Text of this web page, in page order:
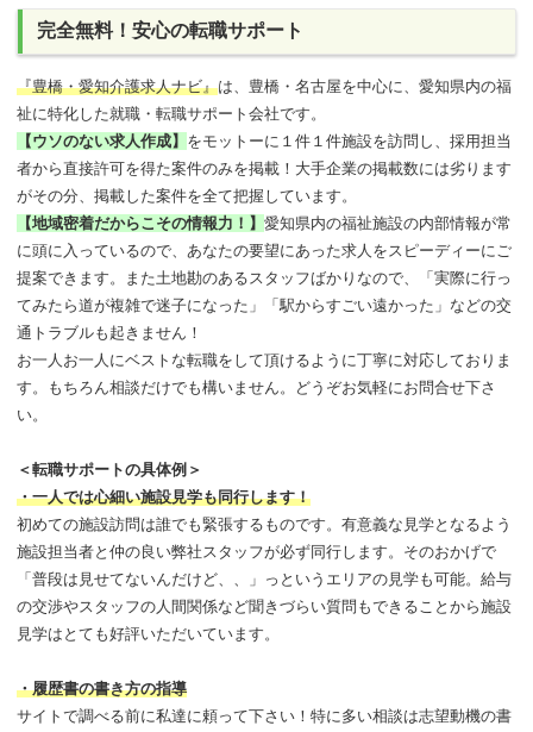
完全無料！安心の転職サポート
『豊橋・愛知介護求人ナビ』は、豊橋・名古屋を中心に、愛知県内の福
祉に特化した就職・転職サポート会社です。
【ウソのない求人作成】 をモットーに１件１件施設を訪問し、採用担当
者から直接許可を得た案件のみを掲載！大手企業の掲載数には劣ります
がその分、掲載した案件を全て把握しています。
【地域密着だからこその情報力！】愛知県内の福祉施設の内部情報が常
に頭に入っているので、あなたの要望にあった求人をスピーディーにご
提案できます。また土地勘のあるスタッフばかりなので、「実際に行っ
てみたら道が複雑で迷子になった」「駅からすごい遠かった」などの交
通トラブルも起きません！
お一人お一人にベストな転職をして頂けるように丁寧に対応しておりま
す。もちろん相談だけでも構いません。どうぞお気軽にお問合せ下さ
い。
＜転職サポートの具体例＞
・一人では心細い施設見学も同行します！
初めての施設訪問は誰でも緊張するものです。有意義な見学となるよう
施設担当者と仲の良い弊社スタッフが必ず同行します。そのおかげで
「普段は見せてないんだけど、、」っというエリアの見学も可能。給与
の交渉やスタッフの人間関係など聞きづらい質問もできることから施設
見学はとても好評いただいています。
・履歴書の書き方の指導
サイトで調べる前に私達に頼って下さい！特に多い相談は志望動機の書